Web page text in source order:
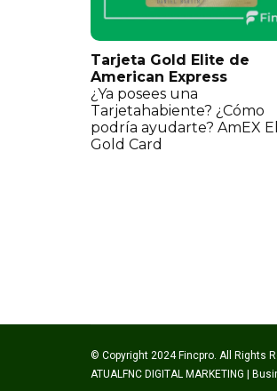
Tarjeta Gold Elite de
American Express
¿Ya posees una
Tarjetahabiente? ¿Cómo
podría ayudarte? AmEX
Gold Card
© Copyright 2024 Fincpro. All Rights
ATUALFNC DIGITAL MARKETING |